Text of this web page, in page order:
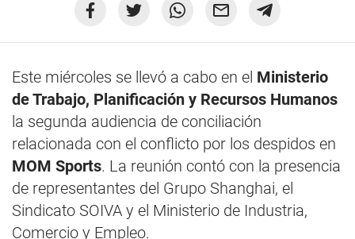
Este miércoles se llevó a cabo en el Ministerio
de Trabajo, Planificación y Recursos Humanos
la segunda audiencia de conciliación
relacionada con el conflicto por los despidos en
MOM Sports. La reunión contó con la presencia
de representantes del Grupo Shanghai, el
Sindicato SOIVA y el Ministerio de Industria,
Comercio y Empleo.